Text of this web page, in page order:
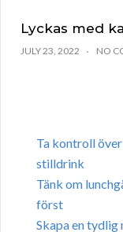
Lyckas med
JULY 23, 2022 NO
Ta kontroll
stilldrink
Tänk om
först
Skapa en